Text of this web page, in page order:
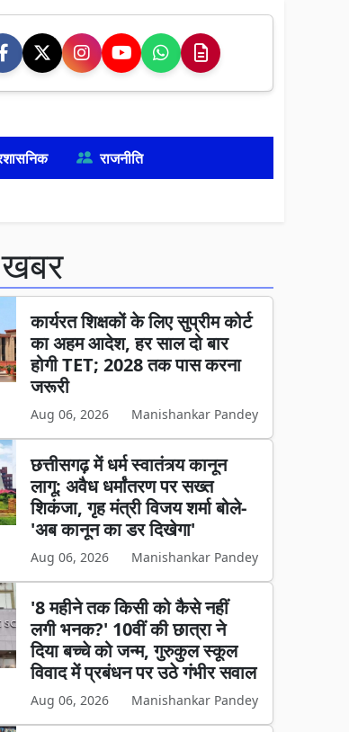
राजनीति
कार्यरत शिक्षकों के लिए सुप्रीम कोर्ट
का अहम आदेश, हर साल दो बार
होगी TET; 2028 तक पास करना
जरूरी
Aug 06, 2026 Manishankar Pandey
छत्तीसगढ़ में धर्म स्वातंत्र्य कानून
लागू: अवैध धर्मांतरण पर सख्त
शिकंजा, गृह मंत्री विजय शर्मा बोले-
'अब कानून का डर दिखेगा'
Aug 06, 2026 Manishankar Pandey
'8 महीने तक किसी को कैसे नहीं
लगी भनक?' 10वीं की छात्रा ने
दिया बच्चे को जन्म, गुरुकुल स्कूल
विवाद में प्रबंधन पर उठे गंभीर सवाल
Aug 06, 2026 Manishankar Pandey